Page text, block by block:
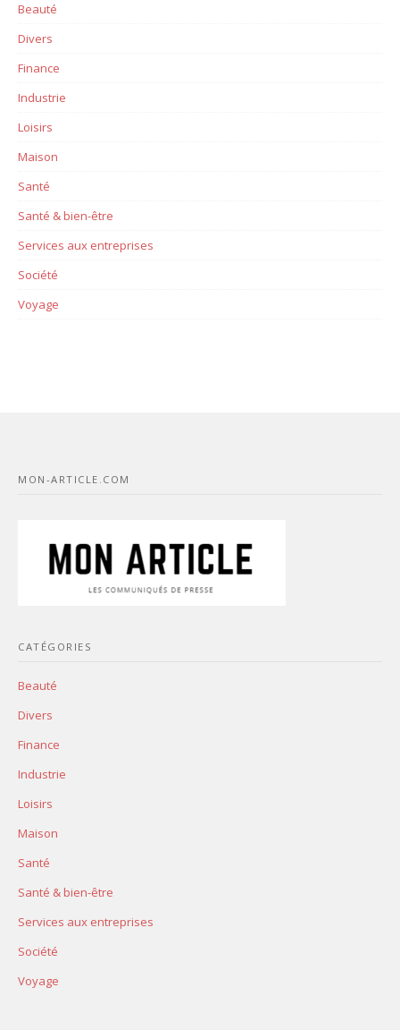
Beauté
Divers
Finance
Industrie
Loisirs
Maison
Santé
Santé & bien-être
Services aux entreprises
Société
Voyage
MON-ARTICLE.COM
CATÉGORIES
Beauté
Divers
Finance
Industrie
Loisirs
Maison
Santé
Santé & bien-être
Services aux entreprises
Société
Voyage